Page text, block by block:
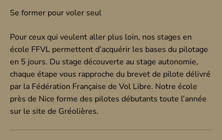
Se former pour voler seul
Pour ceux qui veulent aller plus loin, nos stages en
école FFVL permettent d’acquérir les bases du pilotage
en 5 jours. Du stage découverte au stage autonomie,
chaque étape vous rapproche du brevet de pilote délivré
par la Fédération Française de Vol Libre. Notre école
près de Nice forme des pilotes débutants toute l’année
sur le site de Gréolières.